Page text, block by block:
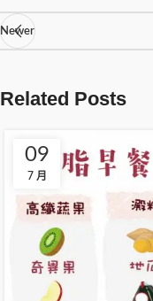
Newer
Related Posts
09
7 月